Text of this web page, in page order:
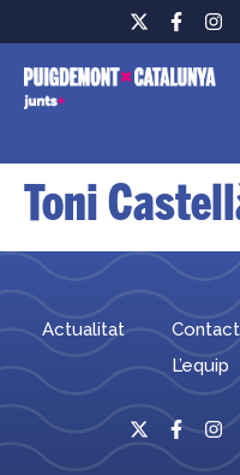
Toni
Actualitat
L’equip